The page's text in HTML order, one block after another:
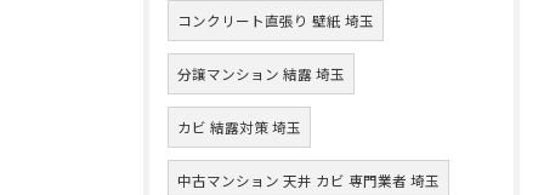
コンクリート直張り 壁紙 埼玉
分譲マンション 結露 埼玉
カビ 結露対策 埼玉
中古マンション 天井 カビ 専門業者 埼玉